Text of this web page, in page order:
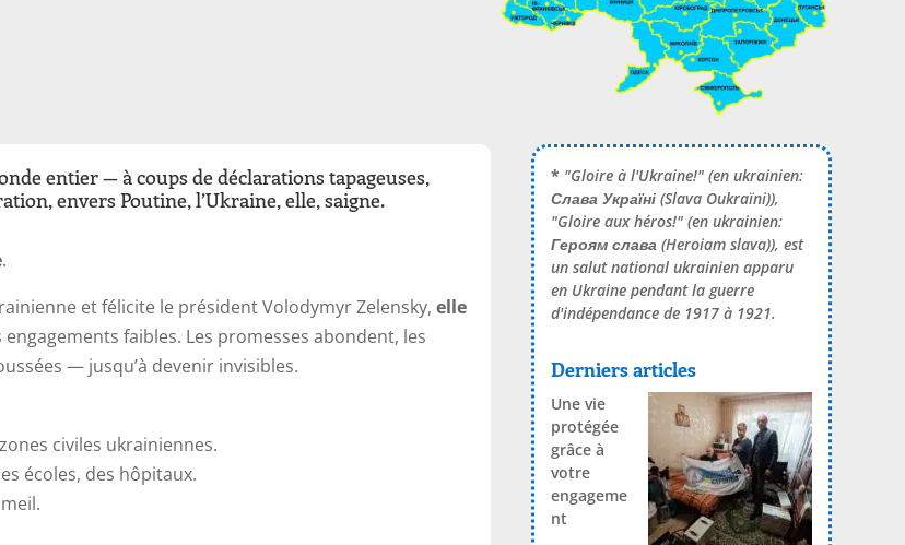
entier — à coups de déclarations tapageuses,
envers Poutine, l’Ukraine, elle, saigne.
.
et félicite le président Volodymyr Zelensky,elle
faibles. Les promesses abondent, les
— jusqu’à devenir invisibles.
civiles ukrainiennes.
écoles, des hôpitaux.
* "Gloire à l'Ukraine!" (en ukrainien:
Слава Україні(Slava Oukraïni)),
"Gloire aux héros!" (en ukrainien:
Героям слава (Heroiam slava)), est
un salut national ukrainien apparu
en Ukraine pendant la guerre
d'indépendance de 1917 à 1921.
Derniers articles
Une vie
protégée
grâce à
votre
engageme
nt